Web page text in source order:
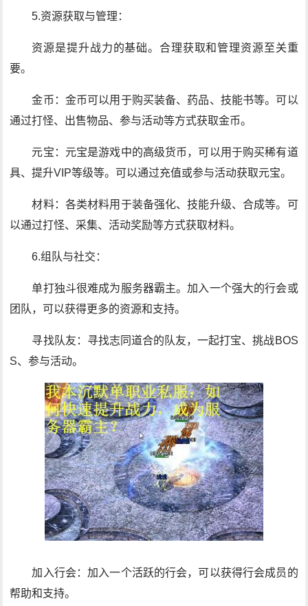
5.资源获取与管理：
资源是提升战力的基础。合理获取和管理资源至关重
要。
金币：金币可以用于购买装备、药品、技能书等。可以
通过打怪、出售物品、参与活动等方式获取金币。
元宝：元宝是游戏中的高级货币，可以用于购买稀有道
具、提升VIP等级等。可以通过充值或参与活动获取元宝。
材料：各类材料用于装备强化、技能升级、合成等。可
以通过打怪、采集、活动奖励等方式获取材料。
6.组队与社交：
单打独斗很难成为服务器霸主。加入一个强大的行会或
团队，可以获得更多的资源和支持。
寻找队友：寻找志同道合的队友，一起打宝、挑战BOS
S、参与活动。
加入行会：加入一个活跃的行会，可以获得行会成员的
帮助和支持。